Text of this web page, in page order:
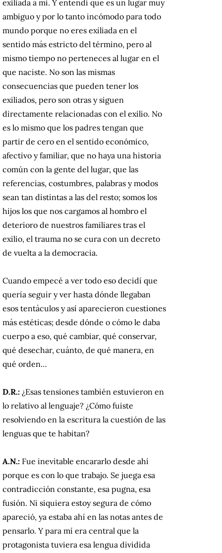
exiliada a mí. Y entendí que es un lugar muy
ambiguo y por lo tanto incómodo para todo
mundo porque no eres exiliada en el
sentido más estricto del término, pero al
mismo tiempo no perteneces al lugar en el
que naciste. No son las mismas
consecuencias que pueden tener los
exiliados, pero son otras y siguen
directamente relacionadas con el exilio. No
es lo mismo que los padres tengan que
partir de cero en el sentido económico,
afectivo y familiar, que no haya una historia
común con la gente del lugar, que las
referencias, costumbres, palabras y modos
sean tan distintas a las del resto; somos los
hijos los que nos cargamos al hombro el
deterioro de nuestros familiares tras el
exilio, el trauma no se cura con un decreto
de vuelta a la democracia.
Cuando empecé a ver todo eso decidí que
quería seguir y ver hasta dónde llegaban
esos tentáculos y así aparecieron cuestiones
más estéticas; desde dónde o cómo le daba
cuerpo a eso, qué cambiar, qué conservar,
qué desechar, cuánto, de qué manera, en
qué orden…
D.R.: ¿Esas tensiones también estuvieron en
lo relativo al lenguaje? ¿Cómo fuiste
resolviendo en la escritura la cuestión de las
lenguas que te habitan?
A.N.: Fue inevitable encararlo desde ahí
porque es con lo que trabajo. Se juega esa
contradicción constante, esa pugna, esa
fusión. Ni siquiera estoy segura de cómo
apareció, ya estaba ahí en las notas antes de
pensarlo. Y para mí era central que la
protagonista tuviera esa lengua dividida